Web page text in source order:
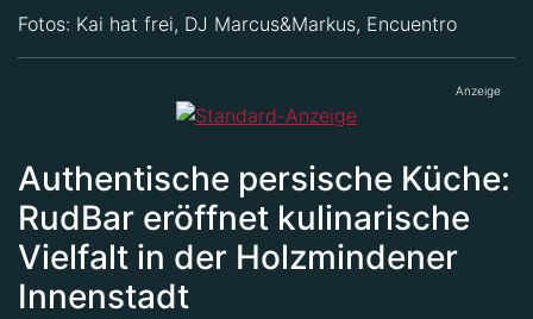
Fotos: Kai hat frei, DJ Marcus&Markus, Encuentro
Anzeige
Authentische persische Küche:
RudBar eröffnet kulinarische
Vielfalt in der Holzmindener
Innenstadt